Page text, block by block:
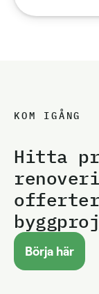
KOM IGÅNG
Hitta
Börja här